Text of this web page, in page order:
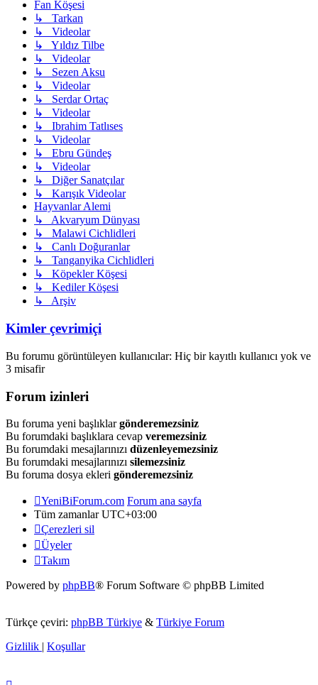
Fan Köşesi
↳ Tarkan
↳ Videolar
↳ Yıldız Tilbe
↳ Videolar
↳ Sezen Aksu
↳ Videolar
↳ Serdar Ortaç
↳ Videolar
↳ Ibrahim Tatlıses
↳ Videolar
↳ Ebru Gündeş
↳ Videolar
↳ Diğer Sanatçılar
↳ Karışık Videolar
Hayvanlar Alemi
↳ Akvaryum Dünyası
↳ Malawi Cichlidleri
↳ Canlı Doğuranlar
↳ Tanganyika Cichlidleri
↳ Köpekler Köşesi
↳ Kediler Köşesi
↳ Arşiv
Kimler çevrimiçi
Bu forumu görüntüleyen kullanıcılar: Hiç bir kayıtlı kullanıcı yok ve
3 misafir
Forum izinleri
Bu foruma yeni başlıklargönderemezsiniz
Bu forumdaki başlıklara cevap veremezsiniz
Bu forumdaki mesajlarınızı düzenleyemezsiniz
Bu forumdaki mesajlarınızı silemezsiniz
Bu foruma dosya ekleri gönderemezsiniz
YeniBiForum.com Forum ana sayfa
Tüm zamanlarUTC+03:00
Çerezleri sil
Üyeler
Takım
Powered by phpBB® Forum Software © phpBB Limited
Türkçe çeviri: phpBB Türkiye & Türkiye Forum
Gizlilik | Koşullar